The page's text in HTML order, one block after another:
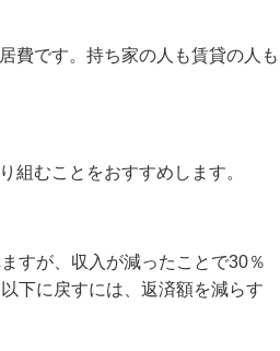
費です。持ち家の人も賃貸の人も
組むことをおすすめします。
すが、収入が減ったことで30％
以下に戻すには、返済額を減らす